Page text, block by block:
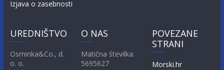
Izjava o zasebnosti
UREDNIŠTVO
Osminka&Co., d.
o. o.
O NAS
Matična številka:
5695627
POVEZANE
STRANI
Morski.hr